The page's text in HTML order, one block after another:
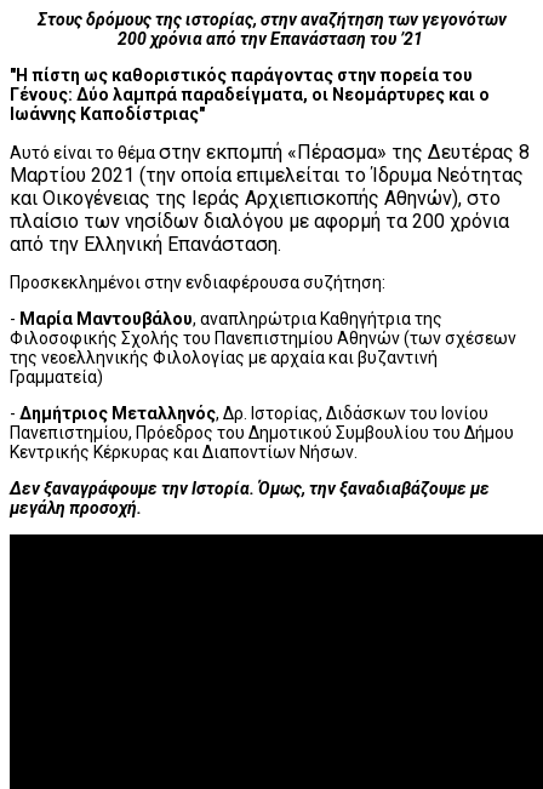
Στους δρόμους της ιστορίας, στην αναζήτηση των γεγονότων
200 χρόνια από την Επανάσταση του ’21
"Η πίστη ως καθοριστικός παράγοντας στην πορεία του
Γένους: Δύο λαμπρά παραδείγματα, οι Νεομάρτυρες και ο
Ιωάννης Καποδίστριας"
Αυτό είναι το θέμαστην εκπομπή «Πέρασμα» της Δευτέρας 8
Μαρτίου 2021 (την οποία επιμελείται το Ίδρυμα Νεότητας
και Οικογένειας της Ιεράς Αρχιεπισκοπής Αθηνών), στο
πλαίσιο των νησίδων διαλόγου με αφορμή τα 200 χρόνια
από την Ελληνική Επανάσταση.
Προσκεκλημένοι στην ενδιαφέρουσα συζήτηση:
- Μαρία Μαντουβάλου, αναπληρώτρια Καθηγήτρια της
Φιλοσοφικής Σχολής του Πανεπιστημίου Αθηνών (των σχέσεων
της νεοελληνικής Φιλολογίας με αρχαία και βυζαντινή
Γραμματεία)
- Δημήτριος Μεταλληνός, Δρ. Ιστορίας, Διδάσκων του Ιονίου
Πανεπιστημίου, Πρόεδρος του Δημοτικού Συμβουλίου του Δήμου
Κεντρικής Κέρκυρας και Διαποντίων Νήσων.
Δεν ξαναγράφουμε την Ιστορία. Όμως, την ξαναδιαβάζουμε με
μεγάλη προσοχή.